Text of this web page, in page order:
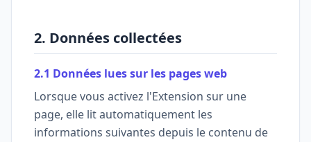
2. Données collectées
2.1 Données lues sur les pages web
Lorsque vous activez l'Extension sur une
page, elle lit automatiquement les
informations suivantes depuis le contenu de